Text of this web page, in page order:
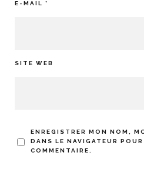
E-MAIL *
SITE WEB
ENREGISTRER MON NOM,
DANS LE NAVIGATEUR
COMMENTAIRE.